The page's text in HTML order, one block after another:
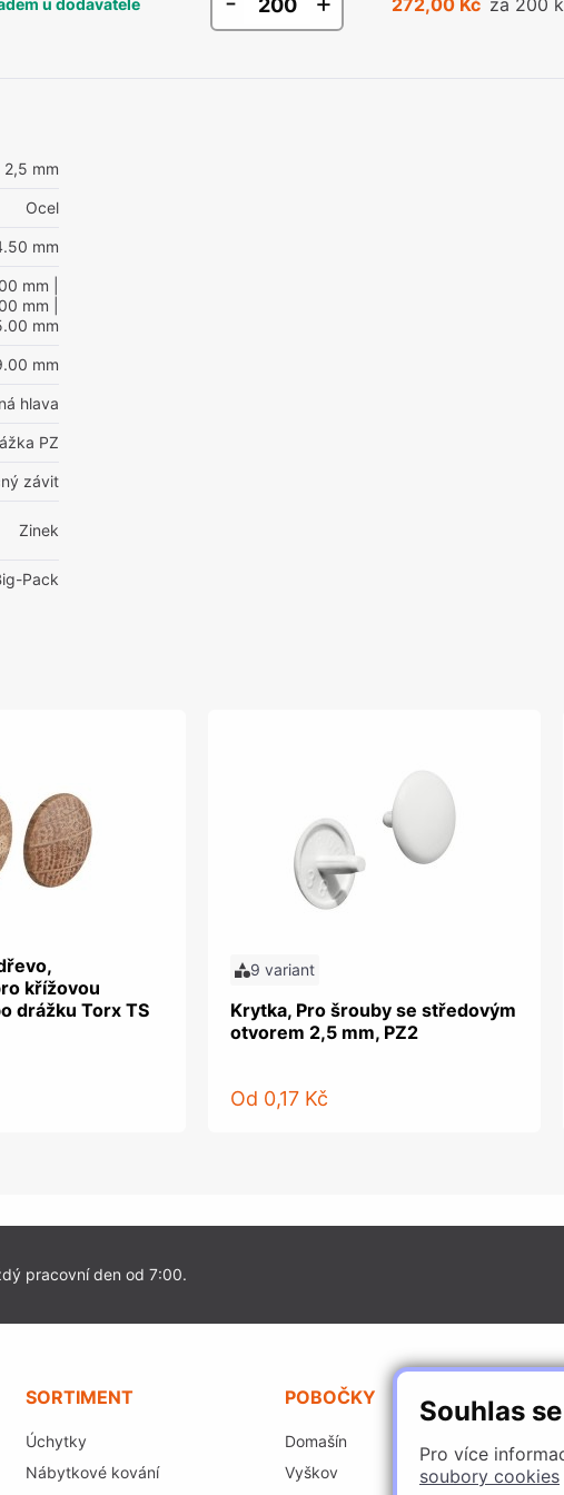
Souhlas
Pro více
soubory cookies
u dodavatele 272,00 Kč za 200
mm
Ocel
mm
mm
mm
mm
mm
hlava
PZ
závit
Zinek
Pack
křížovou
drážku Torx TS
9 variant
Krytka, Pro šrouby se středovým
otvorem 2,5 mm, PZ2
Od 0,17 Kč
pracovní den od 7:00.
SORTIMENT
Úchytky
Nábytkové kování
POBOČKY
Domašín
Vyškov